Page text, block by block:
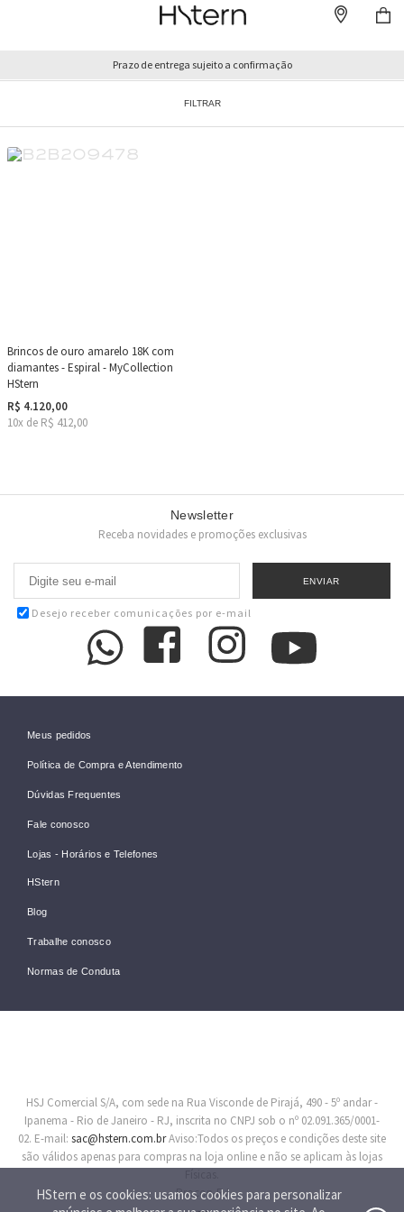
HStern e os cookies: usamos cookies para personalizar
Prazo de entrega sujeito a confirmação
FILTRAR
Brincos de ouro amarelo 18K com
diamantes - Espiral - MyCollection
HStern
R$ 4.120,00
10x de R$ 412,00
Newsletter
Receba novidades e promoções exclusivas
Desejo receber comunicações por e-mail
Meus pedidos
Política de Compra e Atendimento
Dúvidas Frequentes
Fale conosco
Lojas - Horários e Telefones
HStern
Blog
Trabalhe conosco
Normas de Conduta
HSJ Comercial S/A, com sede na Rua Visconde de Pirajá, 490 - 5º andar -
Ipanema - Rio de Janeiro - RJ, inscrita no CNPJ sob o nº 02.091.365/0001-
02. E-mail: sac@hstern.com.brAviso:Todos os preços e condições deste site
são válidos apenas para compras na loja online e não se aplicam às lojas
Procon-RJ